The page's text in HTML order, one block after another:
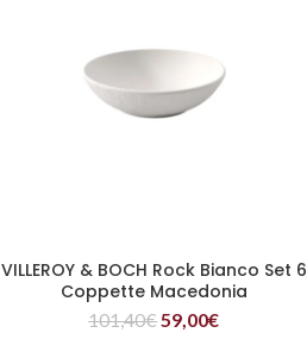
LEGGI TUTTO
VILLEROY & BOCH Rock Bianco Set 6
Coppette Macedonia
101,40€59,00€